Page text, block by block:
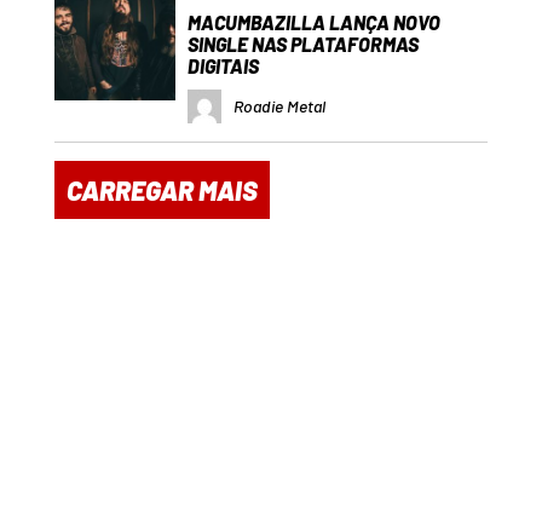
MACUMBAZILLA LANÇA NOVO
SINGLE NAS PLATAFORMAS
DIGITAIS
Roadie Metal
CARREGAR MAIS